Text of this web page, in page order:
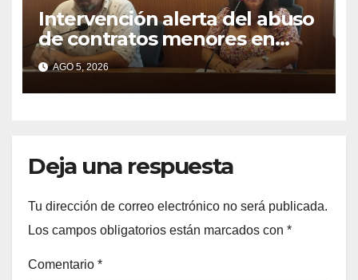
Intervención alerta del abuso
de contratos menores en
2025
AGO 5, 2026
Deja una respuesta
Tu dirección de correo electrónico no será publicada.
Los campos obligatorios están marcados con *
Comentario *